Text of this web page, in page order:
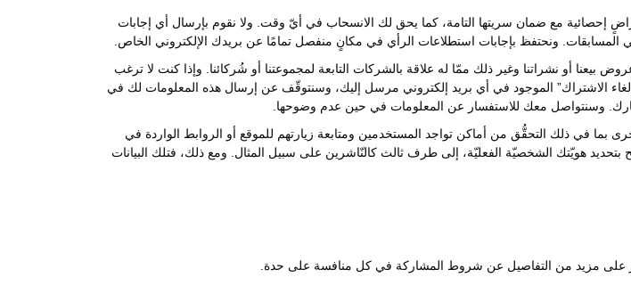
إحصائية مع ضمان سريتها التامة، كما يحق لك الانسحاب في أيّ وقت. ولا نقوم بإرسال أي إجابات
ونحتفظ بإجابات استطلاعات الرأي في مكانٍ منفصل تمامًا عن بريدك الإلكتروني الخاص.
بيعنا أو نشراتنا وغير ذلك ممّا له علاقة بالشركات التابعة لمجموعتنا أو شُركائنا. وإذا كنت لا ترغب
الاشتراك” الموجود في أي بريد إلكتروني مرسل إليك، وسنتوقّف عن إرسال هذه المعلومات لك في
وسنتواصل معك للاستفسار عن المعلومات في حين عدم وضوحها.
في ذلك التحقُّق من أماكن تواجد المستخدمين ومتابعة زيارتهم للموقع أو الروابط الواردة في
بتحديد هويّتك الشخصيّة الفعليّة، إلى طرف ثالث كالنّاشرين على سبيل المثال. ومع ذلك، فتلك البيانات
على مزيد من التفاصيل عن شروط المشاركة في كل منافسة على حدة.